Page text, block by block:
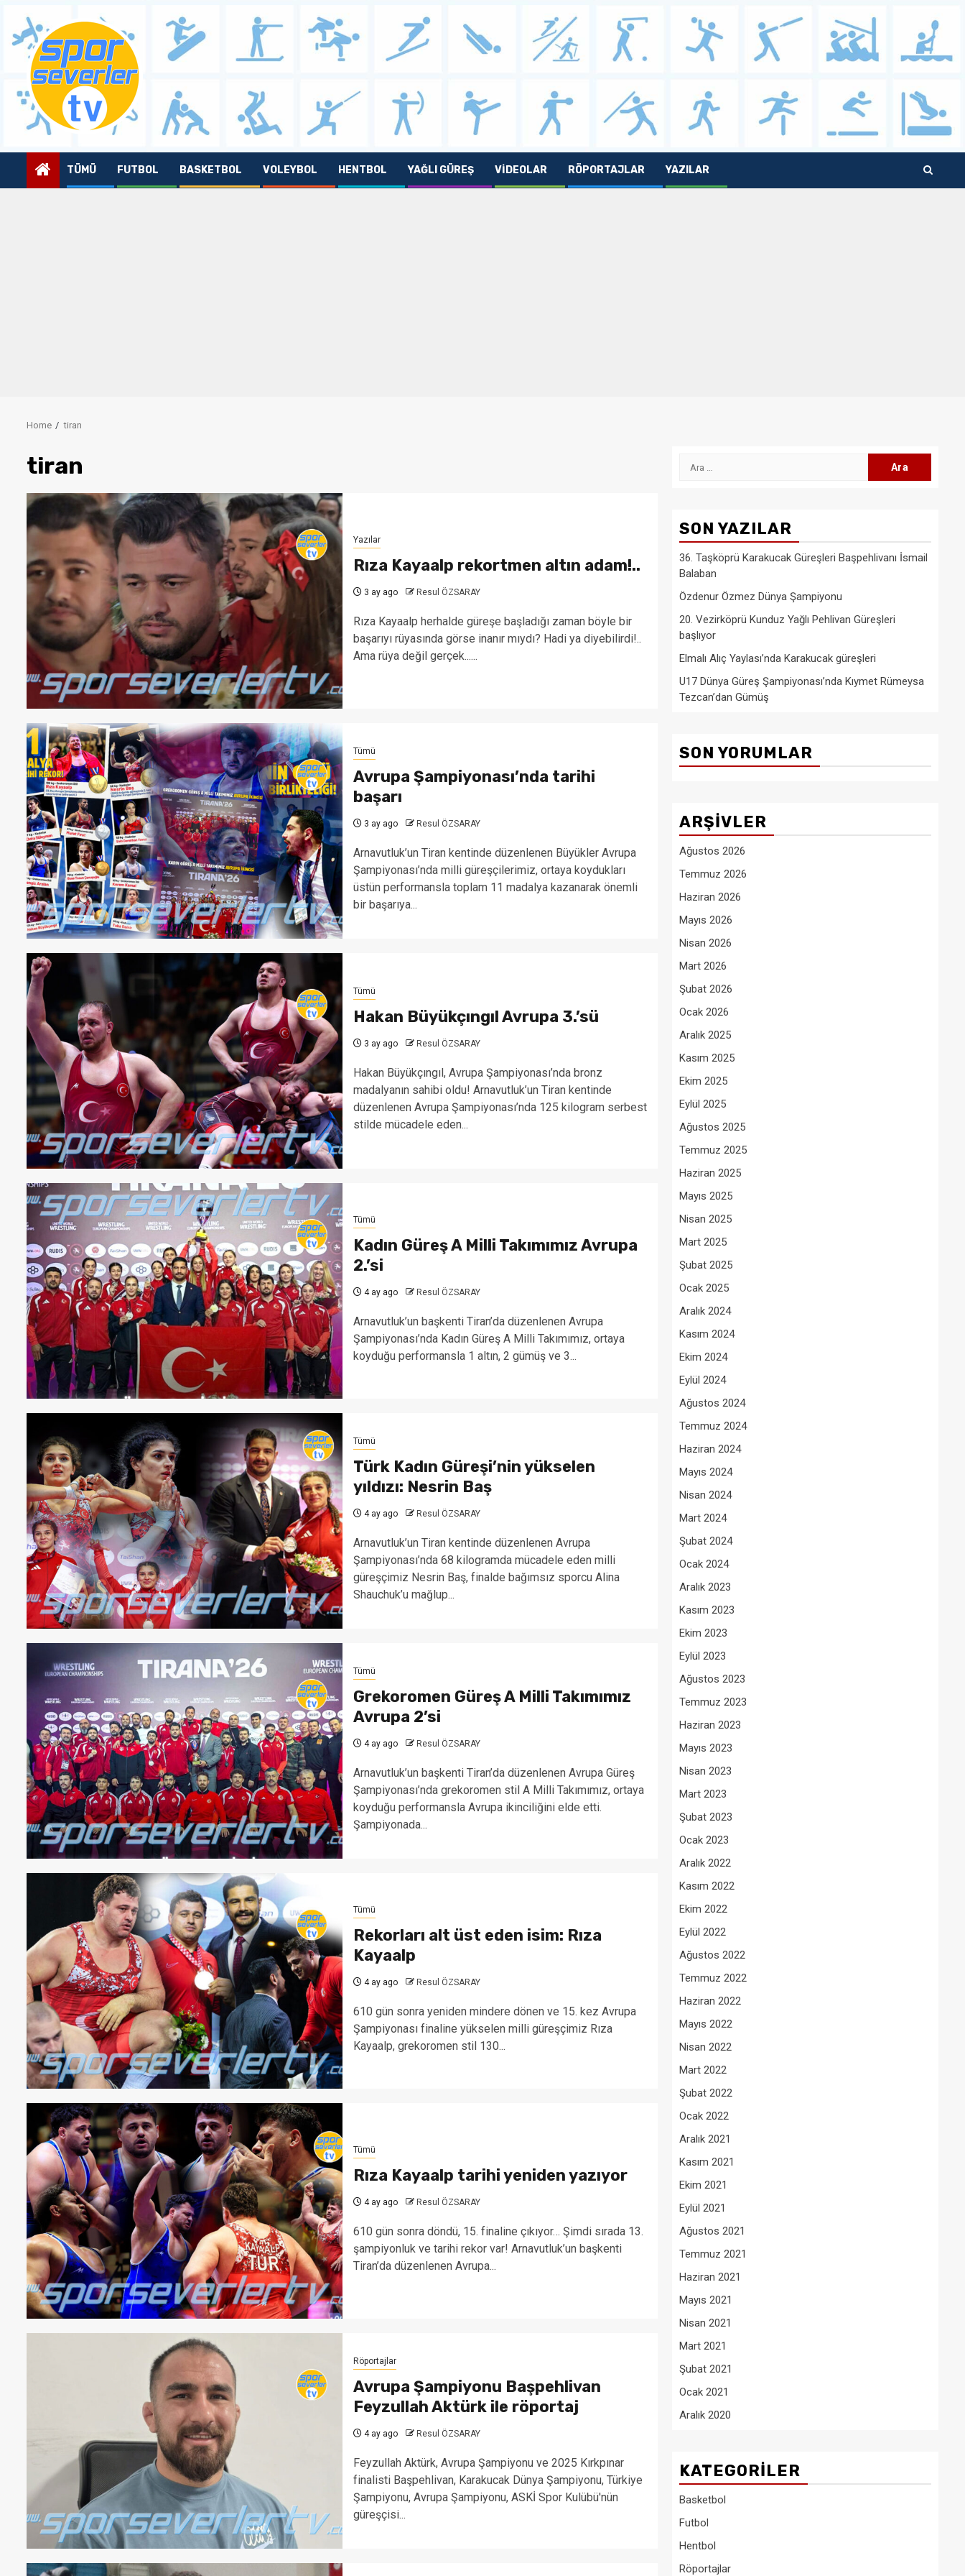
content
TÜMÜ FUTBOL BASKETBOL VOLEYBOL HENTBOL YAĞLI GÜREŞ VIDEOLAR RÖPORTAJLAR YAZILAR
Home tiran
tiran
Yazılar
Rıza Kayaalp rekortmen altın adam!..
3 ay ago Resul ÖZSARAY
Rıza Kayaalp herhalde güreşe başladığı zaman böyle bir
başarıyı rüyasında görse inanır mıydı? Hadi ya diyebilirdi!..
Ama rüya değil gerçek......
Tümü
Avrupa Şampiyonası’nda tarihi
başarı
3 ay ago Resul ÖZSARAY
Arnavutluk’un Tiran kentinde düzenlenen Büyükler Avrupa
Şampiyonası’nda milli güreşçilerimiz, ortaya koydukları
üstün performansla toplam 11 madalya kazanarak önemli
bir başarıya...
Tümü
Hakan Büyükçıngıl Avrupa 3.’sü
3 ay ago Resul ÖZSARAY
Hakan Büyükçıngıl, Avrupa Şampiyonası’nda bronz
madalyanın sahibi oldu! Arnavutluk’un Tiran kentinde
düzenlenen Avrupa Şampiyonası’nda 125 kilogram serbest
stilde mücadele eden...
Tümü
Kadın Güreş A Milli Takımımız Avrupa
2.’si
4 ay ago Resul ÖZSARAY
Arnavutluk’un başkenti Tiran’da düzenlenen Avrupa
Şampiyonası’nda Kadın Güreş A Milli Takımımız, ortaya
koyduğu performansla 1 altın, 2 gümüş ve 3...
Tümü
Türk Kadın Güreşi’nin yükselen
yıldızı: Nesrin Baş
4 ay ago Resul ÖZSARAY
Arnavutluk’un Tiran kentinde düzenlenen Avrupa
Şampiyonası’nda 68 kilogramda mücadele eden milli
güreşçimiz Nesrin Baş, finalde bağımsız sporcu Alina
Shauchuk’u mağlup...
Tümü
Grekoromen Güreş A Milli Takımımız
Avrupa 2’si
4 ay ago Resul ÖZSARAY
Arnavutluk’un başkenti Tiran’da düzenlenen Avrupa Güreş
Şampiyonası’nda grekoromen stil A Milli Takımımız, ortaya
koyduğu performansla Avrupa ikinciliğini elde etti.
Şampiyonada...
Tümü
Rekorları alt üst eden isim: Rıza
Kayaalp
4 ay ago Resul ÖZSARAY
610 gün sonra yeniden mindere dönen ve 15. kez Avrupa
Şampiyonası finaline yükselen milli güreşçimiz Rıza
Kayaalp, grekoromen stil 130...
Tümü
Rıza Kayaalp tarihi yeniden yazıyor
4 ay ago Resul ÖZSARAY
610 gün sonra döndü, 15. finaline çıkıyor… Şimdi sırada 13.
şampiyonluk ve tarihi rekor var! Arnavutluk’un başkenti
Tiran’da düzenlenen Avrupa...
Röportajlar
Avrupa Şampiyonu Başpehlivan
Feyzullah Aktürk ile röportaj
4 ay ago Resul ÖZSARAY
Feyzullah Aktürk, Avrupa Şampiyonu ve 2025 Kırkpınar
finalisti Başpehlivan, Karakucak Dünya Şampiyonu, Türkiye
Şampiyonu, Avrupa Şampiyonu, ASKİ Spor Kulübü'nün
güreşçisi...
Arama:
SON YAZILAR
36. Taşköprü Karakucak Güreşleri Başpehlivanı İsmail
Balaban
Özdenur Özmez Dünya Şampiyonu
20. Vezirköprü Kunduz Yağlı Pehlivan Güreşleri
başlıyor
Elmalı Alıç Yaylası’nda Karakucak güreşleri
U17 Dünya Güreş Şampiyonası’nda Kıymet Rümeysa
Tezcan’dan Gümüş
SON YORUMLAR
ARŞIVLER
Ağustos 2026
Temmuz 2026
Haziran 2026
Mayıs 2026
Nisan 2026
Mart 2026
Şubat 2026
Ocak 2026
Aralık 2025
Kasım 2025
Ekim 2025
Eylül 2025
Ağustos 2025
Temmuz 2025
Haziran 2025
Mayıs 2025
Nisan 2025
Mart 2025
Şubat 2025
Ocak 2025
Aralık 2024
Kasım 2024
Ekim 2024
Eylül 2024
Ağustos 2024
Temmuz 2024
Haziran 2024
Mayıs 2024
Nisan 2024
Mart 2024
Şubat 2024
Ocak 2024
Aralık 2023
Kasım 2023
Ekim 2023
Eylül 2023
Ağustos 2023
Temmuz 2023
Haziran 2023
Mayıs 2023
Nisan 2023
Mart 2023
Şubat 2023
Ocak 2023
Aralık 2022
Kasım 2022
Ekim 2022
Eylül 2022
Ağustos 2022
Temmuz 2022
Haziran 2022
Mayıs 2022
Nisan 2022
Mart 2022
Şubat 2022
Ocak 2022
Aralık 2021
Kasım 2021
Ekim 2021
Eylül 2021
Ağustos 2021
Temmuz 2021
Haziran 2021
Mayıs 2021
Nisan 2021
Mart 2021
Şubat 2021
Ocak 2021
Aralık 2020
KATEGORILER
Basketbol
Futbol
Hentbol
Röportajlar